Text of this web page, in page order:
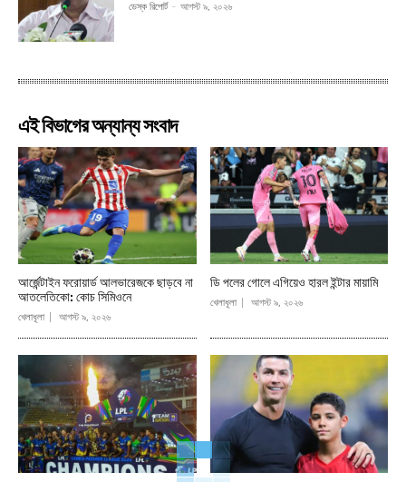
ডেস্ক রিপোর্ট - আগস্ট ৯, ২০২৬
এই বিভাগের অন্যান্য সংবাদ
আর্জেন্টাইন ফরোয়ার্ড আলভারেজকে ছাড়বে না
আতলেতিকো: কোচ সিমিওনে
খেলাধূলা আগস্ট ৯, ২০২৬
ডি পলের গোলে এগিয়েও হারল ইন্টার মায়ামি
খেলাধূলা আগস্ট ৯, ২০২৬